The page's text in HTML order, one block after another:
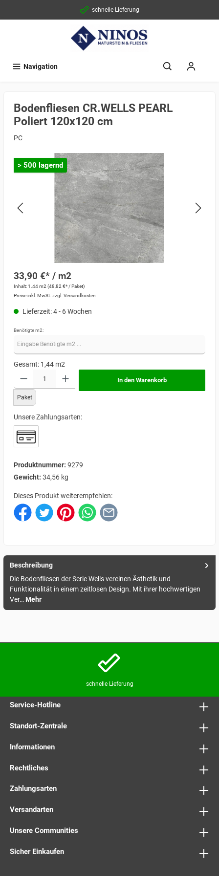
schnelle Lieferung
Navigation
Bodenfliesen CR.WELLS PEARL
Poliert 120x120 cm
PC
> 500 lagernd
33,90 €* / m2
Inhalt:1.44 m2 (48,82 €* / Paket)
Preise inkl. MwSt. zzgl. Versandkosten
Lieferzeit: 4 - 6 Wochen
Benötigte m2:
Gesamt: 1,44 m2
Paket
In den Warenkorb
Unsere Zahlungsarten:
Produktnummer: 9279
Gewicht: 34,56 kg
Dieses Produkt weiterempfehlen:
Beschreibung
Die Bodenfliesen der Serie Wells vereinen Ästhetik und
Funktionalität in einem zeitlosen Design. Mit ihrer hochwertigen
Ver… Mehr
schnelle Lieferung
Service-Hotline
Standort-Zentrale
Informationen
Rechtliches
Zahlungsarten
Versandarten
Unsere Communities
Sicher Einkaufen